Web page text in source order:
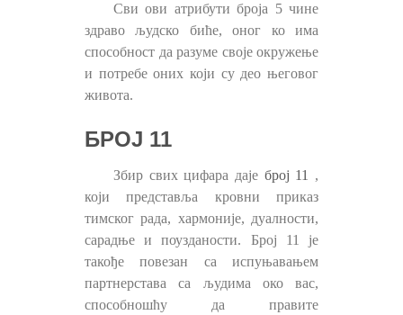
Сви ови атрибути броја 5 чине
здраво људско биће, оног ко има
способност да разуме своје окружење
и потребе оних који су део његовог
живота.
БРОЈ 11
Збир свих цифара даје број 11
,
који представља кровни приказ
тимског рада, хармоније, дуалности,
сарадње и поузданости. Број 11 је
такође повезан са испуњавањем
партнерстава са људима око вас,
способношћу да правите